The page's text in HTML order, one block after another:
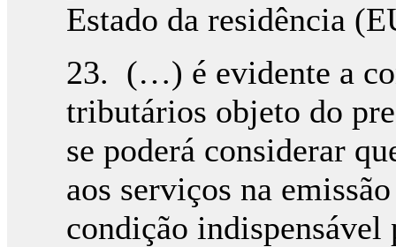
Estado da residência
23. (…) é evidente a
tributários objeto do
se poderá considerar
aos serviços na
condição indispensável